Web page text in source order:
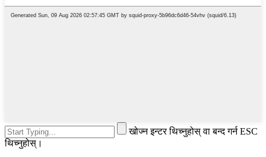
खोज्न इन्टर थिच्नुहोस् वा बन्द गर्न ESC
थिच्नुहोस्।